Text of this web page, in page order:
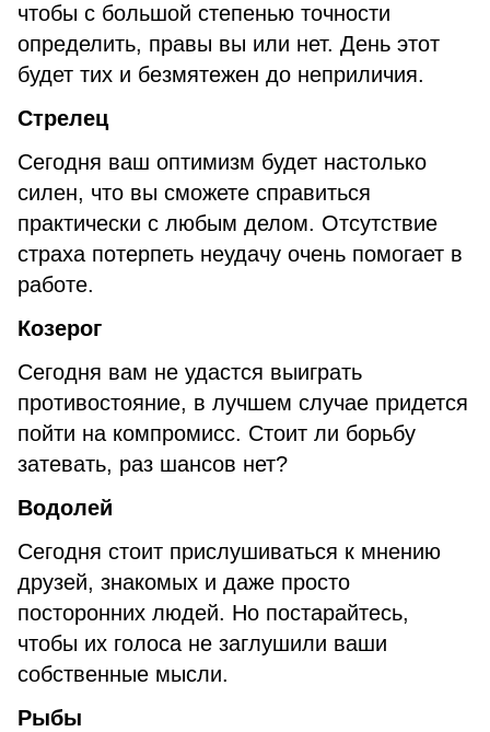
чтобы с большой степенью точности
определить, правы вы или нет. День этот
будет тих и безмятежен до неприличия.
Стрелец
Сегодня ваш оптимизм будет настолько
силен, что вы сможете справиться
практически с любым делом. Отсутствие
страха потерпеть неудачу очень помогает в
работе.
Козерог
Сегодня вам не удастся выиграть
противостояние, в лучшем случае придется
пойти на компромисс. Стоит ли борьбу
затевать, раз шансов нет?
Водолей
Сегодня стоит прислушиваться к мнению
друзей, знакомых и даже просто
посторонних людей. Но постарайтесь,
чтобы их голоса не заглушили ваши
собственные мысли.
Рыбы